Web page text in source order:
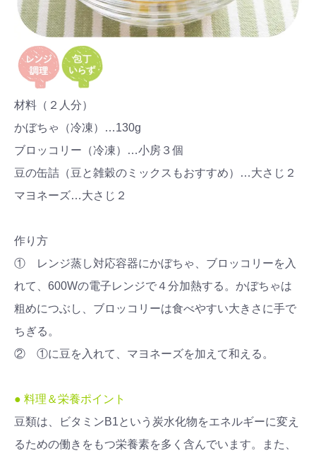
材料（２人分）
かぼちゃ（冷凍）…130g
ブロッコリー（冷凍）…小房３個
豆の缶詰（豆と雑穀のミックスもおすすめ）…大さじ２
マヨネーズ…大さじ２
作り方
① レンジ蒸し対応容器にかぼちゃ、ブロッコリーを入
れて、600Wの電子レンジで４分加熱する。かぼちゃは
粗めにつぶし、ブロッコリーは食べやすい大きさに手で
ちぎる。
② ①に豆を入れて、マヨネーズを加えて和える。
● 料理＆栄養ポイント
豆類は、ビタミンB1という炭水化物をエネルギーに変え
るための働きをもつ栄養素を多く含んでいます。また、